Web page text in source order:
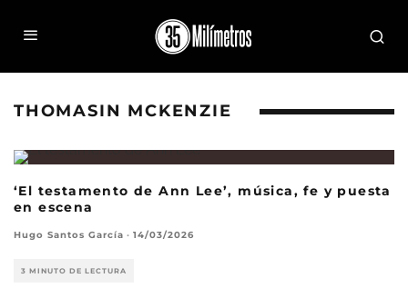
THOMASIN MCKENZIE
‘El testamento de Ann Lee’, música, fe y puesta
en escena
Hugo Santos García · 14/03/2026
3 MINUTO DE LECTURA